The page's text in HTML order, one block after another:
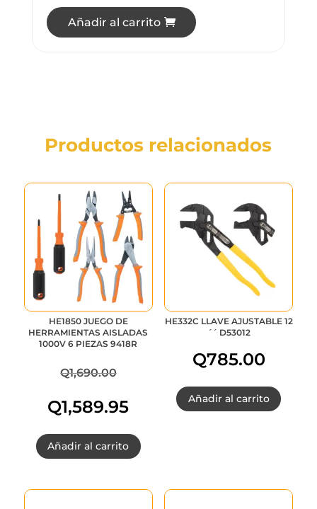
Añadir al carrito
Productos relacionados
HE1850 JUEGO DE
HERRAMIENTAS AISLADAS
1000V 6 PIEZAS 9418R
Q1,690.00
original
era:
Q1,589.95
actual
Añadir al carrito
HE332C LLAVE AJUSTABLE 12
´´ D53012
Q785.00
Añadir al carrito